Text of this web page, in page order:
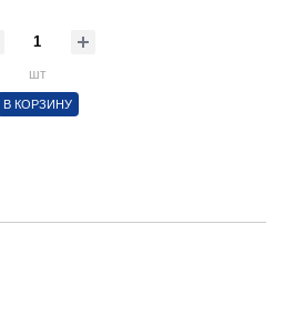
шт
В КОРЗИНУ